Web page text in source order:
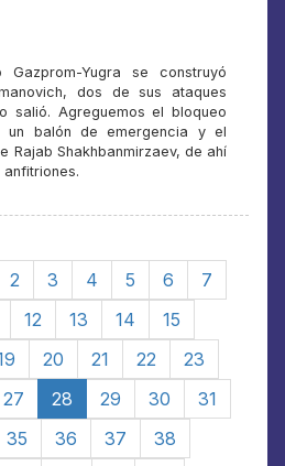
Yugra se construyó
dos de sus ataques
salió. Agreguemos el bloqueo
un balón de emergencia y el
Rajab Shakhbanmirzaev, de ahí
2 3 4 5 6
7
12 13 14
15
20 21 22
23
27 28 29 30
31
35 36 37
38